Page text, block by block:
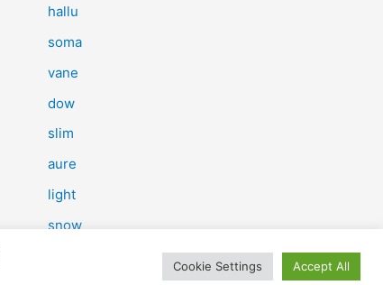
r
:
hallu
soma
vane
dow
slim
aure
light
snow
Cookie Settings Accept All